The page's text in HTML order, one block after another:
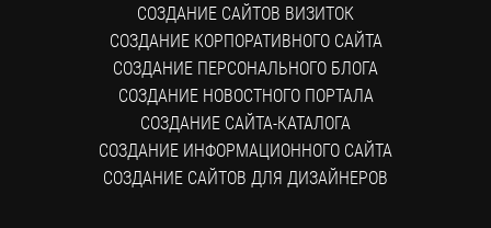
СОЗДАНИЕ САЙТОВ ВИЗИТОК
СОЗДАНИЕ КОРПОРАТИВНОГО САЙТА
СОЗДАНИЕ ПЕРСОНАЛЬНОГО БЛОГА
СОЗДАНИЕ НОВОСТНОГО ПОРТАЛА
СОЗДАНИЕ САЙТА-КАТАЛОГА
СОЗДАНИЕ ИНФОРМАЦИОННОГО САЙТА
СОЗДАНИЕ САЙТОВ ДЛЯ ДИЗАЙНЕРОВ